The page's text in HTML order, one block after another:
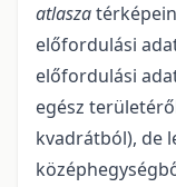
atlasza
előfordulási
előfordulási
egész
kvadrátból), de